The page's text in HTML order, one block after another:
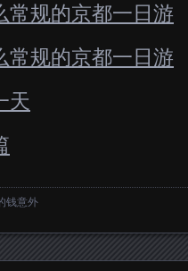
常规的京都一日游
常规的京都一日游
天
钱意外